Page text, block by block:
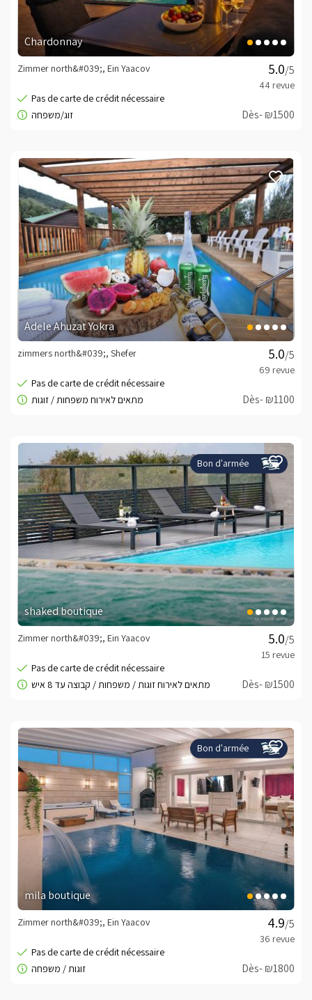
Chardonnay
/5
Zimmer north&#039;, Ein Yaacov
Dès- ₪1500
Adele Ahuzat Yokra
/5
zimmers north&#039;, Shefer
Dès- ₪1100
Bon d'armée
shaked boutique
/5
Zimmer north&#039;, Ein Yaacov
Dès- ₪1500
Bon d'armée
mila boutique
/5
Zimmer north&#039;, Ein Yaacov
Dès- ₪1800